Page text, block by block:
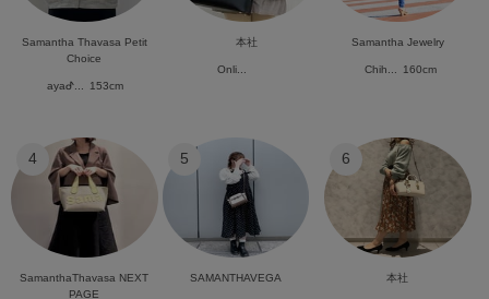
Samantha Thavasa Petit
Choice
ayaᕷ... 153cm
本社
Onli...
Samantha Jewelry
Chih... 160cm
4
SamanthaThavasa NEXT
PAGE
5
SAMANTHAVEGA
6
本社